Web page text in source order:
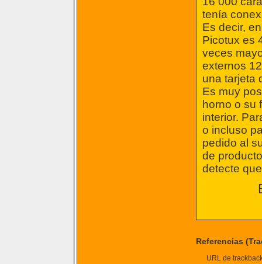
tenía
Es decir,
Picotux es
veces
externos
una tarjeta
Es muy
horno o su
interior.
o incluso
pedido al
de
detecte
Referencias
URL de